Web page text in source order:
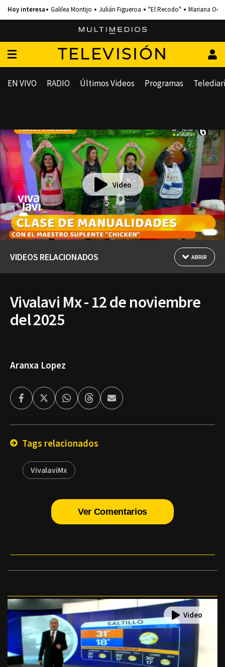
Galilea Montijo Julián Figueroa "El Recodo" Mariana
TELEVISIÓN
EN VIVO RADIO Últimos Videos Programas
Video
VIDEOS RELACIONADOS ABRIR
Vivalavi Mx - 12 de noviembre
del 2025
Aranxa Lopez
FacebookTwitterWhatsappThreadsEnviar
por
Tags relacionados
VivalaviMx
Ver Comentarios